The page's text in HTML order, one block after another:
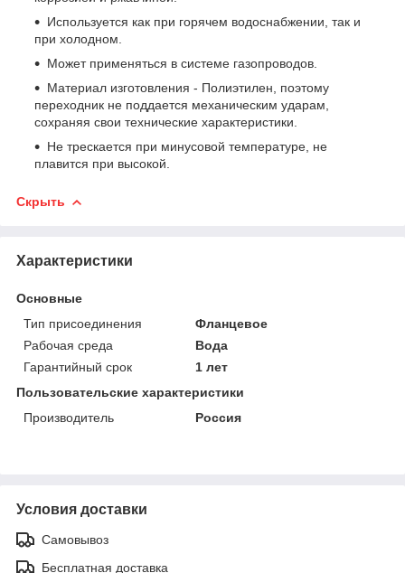
Используется как при горячем водоснабжении, так и
при холодном.
Может применяться в системе газопроводов.
Материал изготовления - Полиэтилен, поэтому
переходник не поддается механическим ударам,
сохраняя свои технические характеристики.
Не трескается при минусовой температуре, не
плавится при высокой.
Скрыть
Характеристики
Основные
Тип присоединения
Фланцевое
Рабочая среда
Вода
Гарантийный срок
1 лет
Пользовательские характеристики
Производитель
Россия
Условия доставки
Самовывоз
Бесплатная доставка